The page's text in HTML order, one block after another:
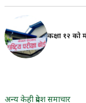
कक्षा १२ को
अन्य केही प्रदेश समाचार